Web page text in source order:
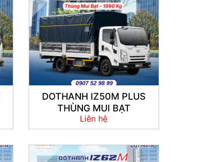
DOTHANH IZ50M PLUS
THÙNG MUI BẠT
Liên hệ